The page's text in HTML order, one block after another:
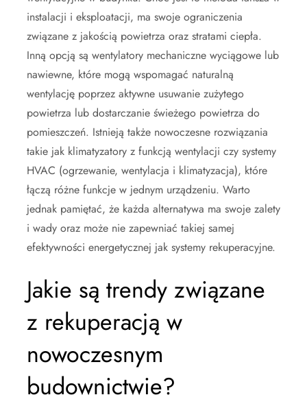
instalacji i eksploatacji, ma swoje ograniczenia
związane z jakością powietrza oraz stratami ciepła.
Inną opcją są wentylatory mechaniczne wyciągowe lub
nawiewne, które mogą wspomagać naturalną
wentylację poprzez aktywne usuwanie zużytego
powietrza lub dostarczanie świeżego powietrza do
pomieszczeń. Istnieją także nowoczesne rozwiązania
takie jak klimatyzatory z funkcją wentylacji czy systemy
HVAC (ogrzewanie, wentylacja i klimatyzacja), które
łączą różne funkcje w jednym urządzeniu. Warto
jednak pamiętać, że każda alternatywa ma swoje zalety
i wady oraz może nie zapewniać takiej samej
efektywności energetycznej jak systemy rekuperacyjne.
Jakie są trendy związane
z rekuperacją w
nowoczesnym
budownictwie?